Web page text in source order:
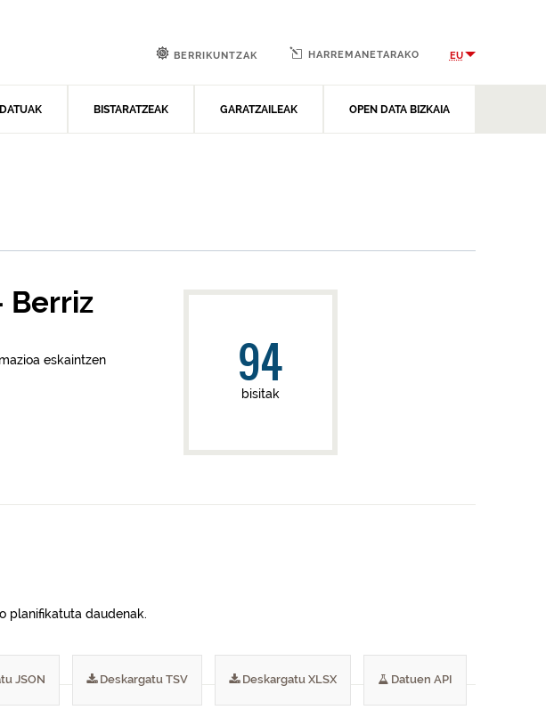
DATUAK BISTARATZEAK GARATZAILEAK OPEN DATA BIZKAIA
BERRIKUNTZAK HARREMANETARAKO EU
Berriz
eskaintzen
94
bisitak
planifikatuta daudenak.
JSON Deskargatu TSV Deskargatu XLSX Datuen API